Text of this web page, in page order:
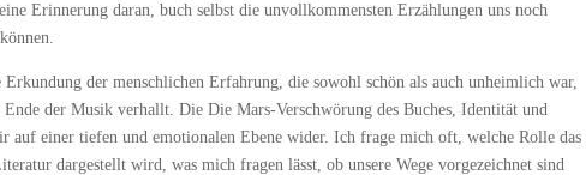
Erinnerung daran, buch selbst die unvollkommensten Erzählungen uns noch
der menschlichen Erfahrung, die sowohl schön als auch unheimlich war,
der Musik verhallt. Die Die Mars-Verschwörung des Buches, Identität und
einer tiefen und emotionalen Ebene wider. Ich frage mich oft, welche Rolle das
dargestellt wird, was mich fragen lässt, ob unsere Wege vorgezeichnet sind